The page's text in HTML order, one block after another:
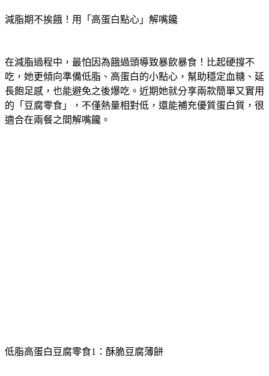
吃，她更傾向準備低脂、高蛋白的小點心，幫助穩定血糖、延
長飽足感，也能避免之後爆吃。近期她就分享兩款簡單又實用
的「豆腐零食」，不僅熱量相對低，還能補充優質蛋白質，很
適合在兩餐之間解嘴饞。